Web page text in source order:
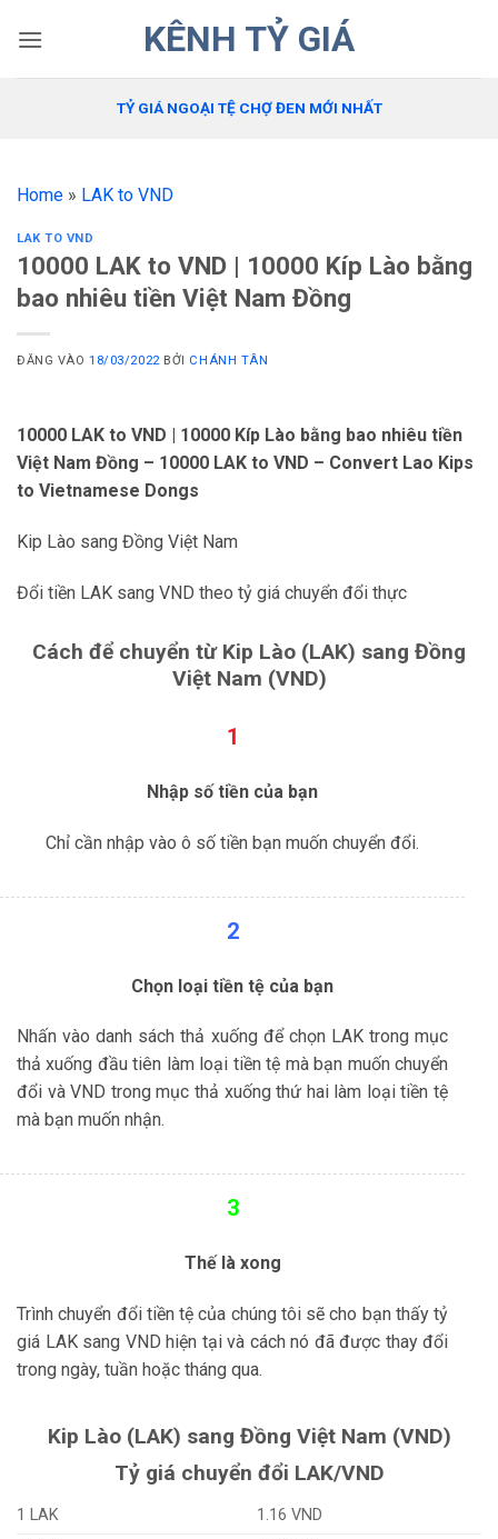
qua
KÊNH TỶ GIÁ
TỶ GIÁ NGOẠI TỆ CHỢ ĐEN MỚI NHẤT
Home » LAK to VND
LAK TO VND
10000 LAK to VND | 10000 Kíp Lào bằng
bao nhiêu tiền Việt Nam Đồng
ĐĂNG VÀO18/03/2022 BỞI CHÁNH TÂN
10000 LAK to VND | 10000 Kíp Lào bằng bao nhiêu tiền
Việt Nam Đồng – 10000 LAK to VND – Convert Lao Kips
to Vietnamese Dongs
Kip Lào sang Đồng Việt Nam
Đổi tiền LAK sang VND theo tỷ giá chuyển đổi thực
Cách để chuyển từ Kip Lào (LAK) sang Đồng
Việt Nam (VND)
1
Nhập số tiền của bạn
Chỉ cần nhập vào ô số tiền bạn muốn chuyển đổi.
2
Chọn loại tiền tệ của bạn
Nhấn vào danh sách thả xuống để chọn LAK trong mục
thả xuống đầu tiên làm loại tiền tệ mà bạn muốn chuyển
đổi và VND trong mục thả xuống thứ hai làm loại tiền tệ
mà bạn muốn nhận.
3
Thế là xong
Trình chuyển đổi tiền tệ của chúng tôi sẽ cho bạn thấy tỷ
giá LAK sang VND hiện tại và cách nó đã được thay đổi
trong ngày, tuần hoặc tháng qua.
Kip Lào (LAK) sang Đồng Việt Nam (VND)
Tỷ giá chuyển đổi LAK/VND
1 LAK
1.16 VND